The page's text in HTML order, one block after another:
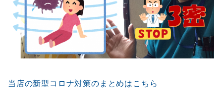
当店の新型コロナ対策のまとめはこちら